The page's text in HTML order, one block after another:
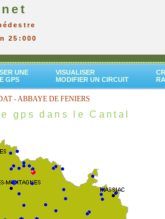
25:000
UNE
GPS
VISUALISER
MODIFIER UN CIRCUIT
- ABBAYE DE FENIERS
gps dans le Cantal